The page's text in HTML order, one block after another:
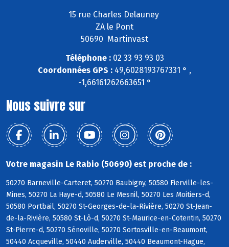
15 rue Charles Delauney
ZA le Pont
50690 Martinvast
Téléphone :02 33 93 93 03
Coordonnées GPS : 49,6028193767331 ° ,
-1,66161262663651 °
Nous suivre sur
Votre magasin Le Rabio (50690) est proche de :
50270 Barneville-Carteret, 50270 Baubigny, 50580 Fierville-les-
Mines, 50270 La Haye-d, 50580 Le Mesnil, 50270 Les Moitiers-d,
50580 Portbail, 50270 St-Georges-de-la-Rivière, 50270 St-Jean-
de-la-Rivière, 50580 St-Lô-d, 50270 St-Maurice-en-Cotentin, 50270
St-Pierre-d, 50270 Sénoville, 50270 Sortosville-en-Beaumont,
50440 Acqueville, 50440 Auderville, 50440 Beaumont-Hague,